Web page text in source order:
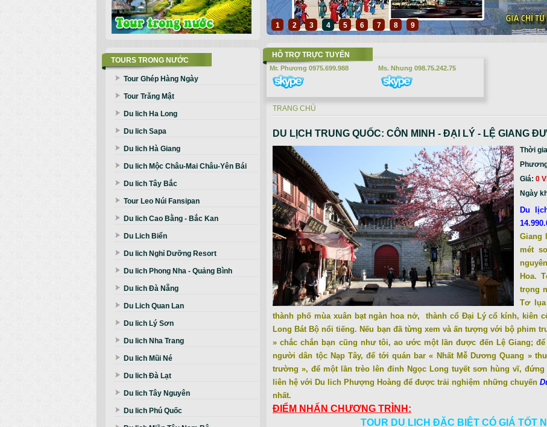
TOURS TRONG NƯỚC
Tour Ghép Hàng Ngày
Tour Trăng Mật
Du lich Ha Long
Du lich Sapa
Du lich Hà Giang
Du lich Mộc Châu-Mai Châu-Yên Bái
Du lich Tây Bắc
Tour Leo Núi Fansipan
Du lich Cao Bằng - Bắc Kan
Du Lich Biển
Du lich Nghỉ Dưỡng Resort
Du lich Phong Nha - Quảng Bình
Du lich Đà Nẵng
Du Lich Quan Lan
Du lich Lý Sơn
Du lich Nha Trang
Du lich Mũi Né
Du lich Đà Lạt
Du lich Tây Nguyên
Du lich Phú Quốc
1 2 3 4 5 6 7 8 9
HỖ TRỢ TRỰC TUYẾN
Mr. Phương 0975.699.988 Ms. Nhung 098.75.242.75
Bạn đang ở đây
TRANG CHỦ
DU LỊCH TRUNG QUỐC: CÔN MINH - ĐẠI LÝ - LỆ GIANG
Thời
Giá: 0
Ngày
Du
Giang
mét
Hoa.
trọng
Tơ
thành phố mùa xuân bạt ngàn hoa nở, thành cổ Đại Lý cổ kính, kiên
Long Bát Bộ nổi tiếng. Nếu bạn đã từng xem và ấn tượng với bộ phim
» chắc chắn bạn cũng như tôi, ao ước một lần được đến Lệ Giang;
người dân tộc Nạp Tây, để tới quán bar « Nhất Mễ Dương Quang »
trường », để một lần trèo lên đỉnh Ngọc Long tuyết sơn hùng vĩ, đứng
liên hệ với Du lich Phượng Hoàng để được trải nghiệm những chuyến
nhất.
ĐIỂM NHẤN CHƯƠNG TRÌNH:
TOUR DU LICH ĐẶC BIỆT CÓ GIÁ TỐT